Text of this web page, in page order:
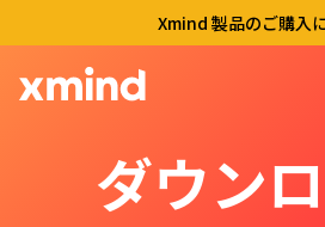
Xmind 製品のご購入
ダウン